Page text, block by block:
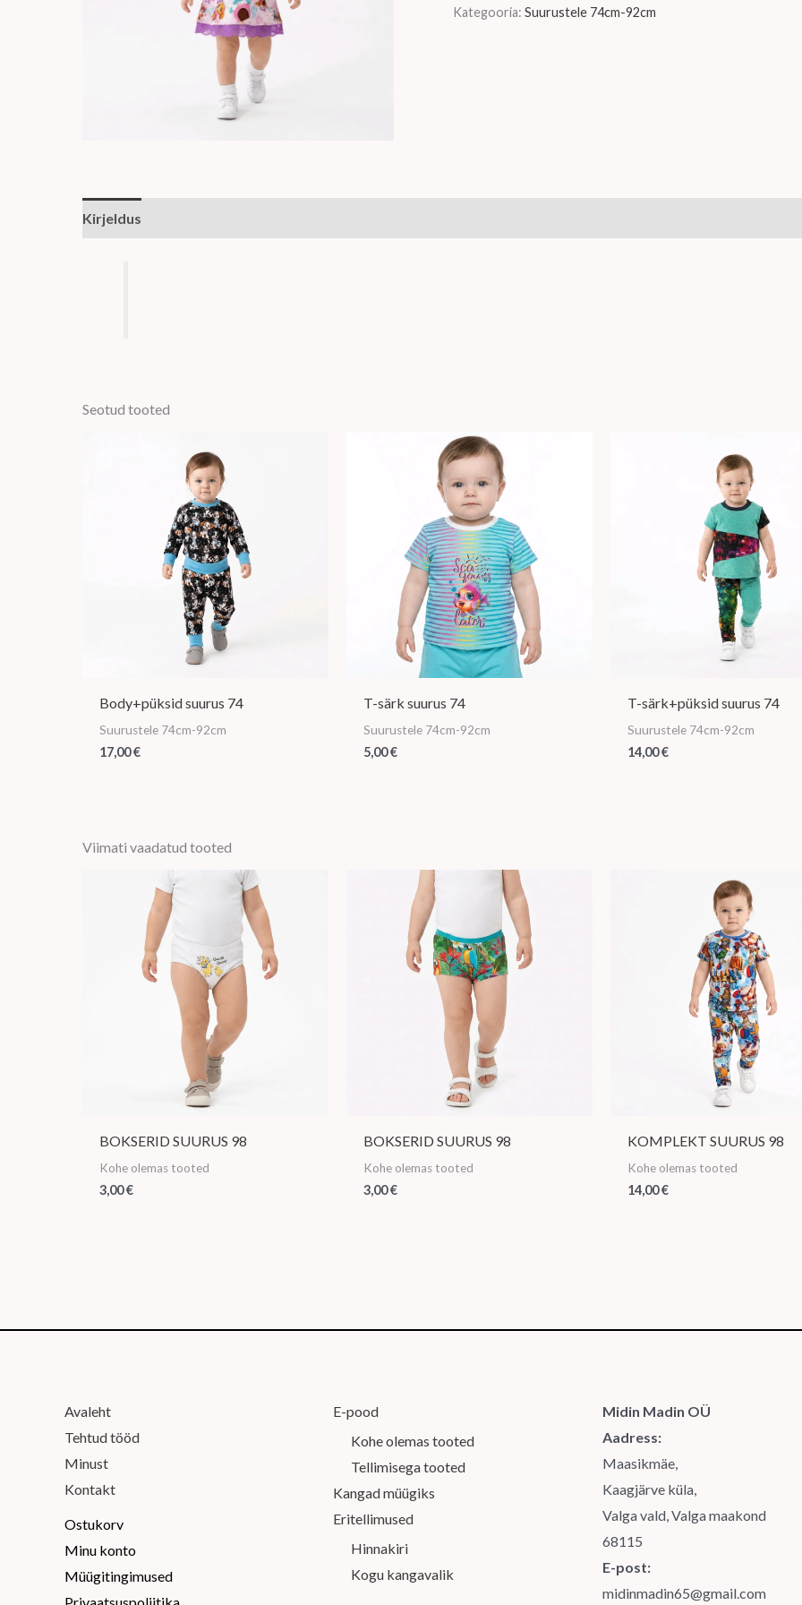
Kategooria:Suurustele 74cm-92cm
Kirjeldus
Seotud tooted
Body+püksid suurus 74
Suurustele 74cm-92cm
17,00€
T-särk suurus 74
Suurustele 74cm-92cm
5,00€
T-särk+püksid suurus 74
Suurustele 74cm-92cm
14,00€
Viimati vaadatud tooted
BOKSERID SUURUS 98
Kohe olemas tooted
3,00€
BOKSERID SUURUS 98
Kohe olemas tooted
3,00€
KOMPLEKT SUURUS 98
Kohe olemas tooted
14,00€
Avaleht
Tehtud tööd
Minust
Kontakt
Ostukorv
Minu konto
Müügitingimused
E-pood
Kohe olemas tooted
Tellimisega tooted
Kangad müügiks
Eritellimused
Hinnakiri
Kogu kangavalik
Midin Madin OÜ
Aadress:
Maasikmäe,
Kaagjärve küla,
Valga vald, Valga maakond
68115
E-post:
midinmadin65@gmail.com